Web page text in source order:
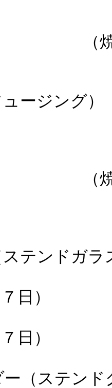
ージング）
テンドガラ
日）
日）
（ステンド